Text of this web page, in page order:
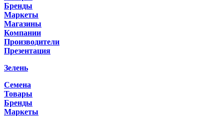
Бренды
Маркеты
Магазины
Компании
Производители
Презентация
Зелень
Семена
Товары
Бренды
Маркеты